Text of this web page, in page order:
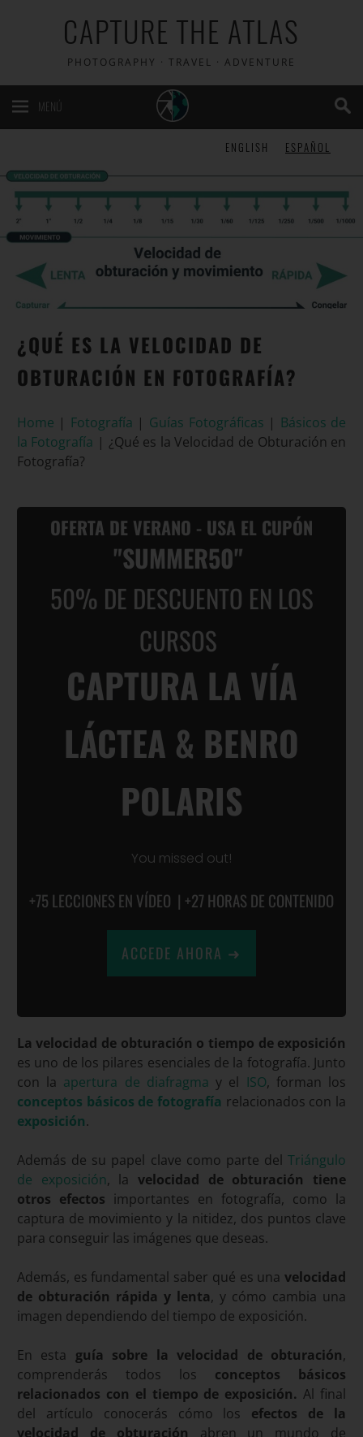
CAPTURE THE ATLAS
PHOTOGRAPHY · TRAVEL · ADVENTURE
MENÚ
ENGLISH ESPAÑOL
¿QUÉ ES LA VELOCIDAD DE
OBTURACIÓN EN FOTOGRAFÍA?
Home | Fotografía | Guías Fotográficas | Básicos de
la Fotografía | ¿Qué es la Velocidad de Obturación en
Fotografía?
OFERTA DE VERANO - USA EL CUPÓN
"SUMMER50"
50% DE DESCUENTO EN LOS
CURSOS
CAPTURA LA VÍA
LÁCTEA & BENRO
POLARIS
You missed out!
+75 LECCIONES EN VÍDEO | +27 HORAS DE CONTENIDO
ACCEDE AHORA ➜
La velocidad de obturación o tiempo de exposición
es uno de los pilares esenciales de la fotografía. Junto
con la apertura de diafragma y el ISO, forman los
conceptos básicos de fotografía relacionados con la
exposición.
Además de su papel clave como parte delTriángulo
de exposición, lavelocidad de obturación tiene
otros efectos importantes en fotografía, como la
captura de movimiento y la nitidez, dos puntos clave
para conseguir las imágenes que deseas.
Además, es fundamental saber qué es unavelocidad
de obturación rápida y lenta, y cómo cambia una
imagen dependiendo del tiempo de exposición.
En esta guía sobre la velocidad de obturación,
comprenderás todos los conceptos básicos
relacionados con el tiempo de exposición.Al final
del artículo conocerás cómo los efectos de la
velocidad de obturación abren un mundo de